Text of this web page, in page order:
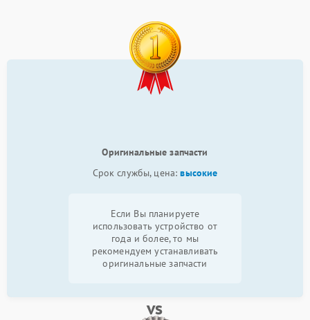
Оригинальные запчасти
Срок службы, цена:высокие
Если Вы планируете
использовать устройство от
года и более, то мы
рекомендуем устанавливать
оригинальные запчасти
vs